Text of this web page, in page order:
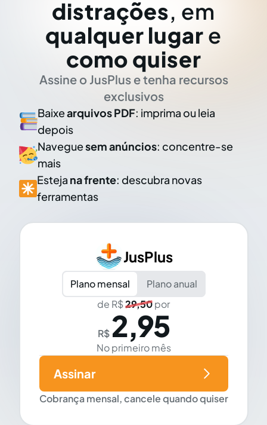
distrações, em
qualquer lugar e
como quiser
Assine o JusPlus e tenha recursos
exclusivos
Baixearquivos PDF: imprima ou leia
depois
Naveguesem anúncios: concentre-se
mais
Esteja na frente: descubra novas
ferramentas
JusPlus
Plano mensal
Plano anual
de R$29,50por
R$ 2,95
No primeiro mês
Cobrança mensal, cancele quando quiser
Assinar